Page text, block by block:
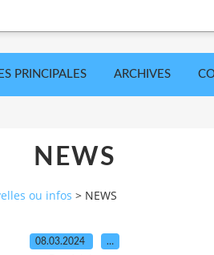
PRINCIPALES ARCHIVES
NEWS
ou infos > NEWS
08.03.2024 …